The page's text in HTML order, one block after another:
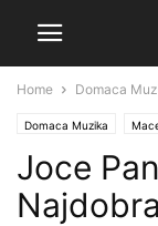
Home Domaca
Domaca Muzika
Joce